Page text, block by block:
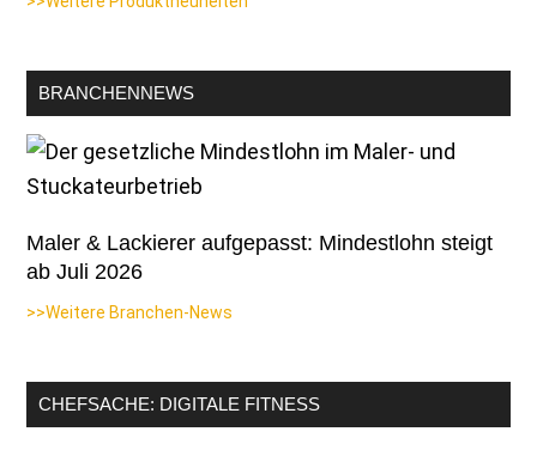
BRANCHENNEWS
Maler & Lackierer aufgepasst: Mindestlohn steigt
ab Juli 2026
>>Weitere Branchen-News
CHEFSACHE: DIGITALE FITNESS